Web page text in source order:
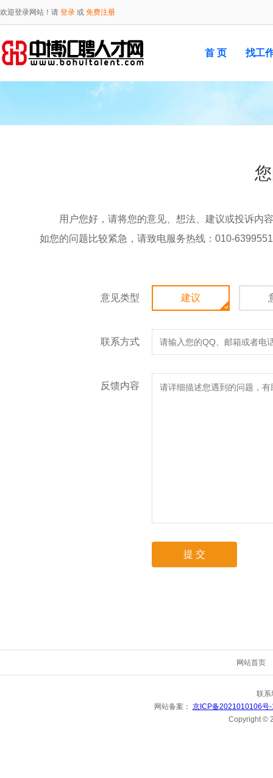
欢迎登录网站！请 登录 或 免费注册
首 页 找工
用户您好，请将您的意见、想法、建议或投诉内
如您的问题比较紧急，请致电服务热线：010-
意见类型 建议
联系方式
反馈内容
网站首页
联
网站备案： 京ICP备2021010106号
Copyright ©